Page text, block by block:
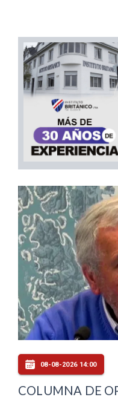
08-08-2026 14:00
COLUMNA DE